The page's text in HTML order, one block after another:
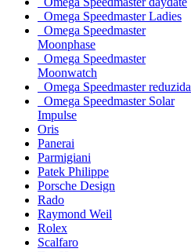
Omega Speedmaster Ladies
Omega Speedmaster
Moonphase
Omega Speedmaster
Moonwatch
Omega Speedmaster reduzida
Omega Speedmaster Solar
Impulse
Oris
Panerai
Parmigiani
Patek Philippe
Porsche Design
Rado
Raymond Weil
Rolex
Scalfaro